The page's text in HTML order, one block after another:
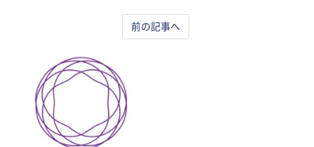
前の記事へ